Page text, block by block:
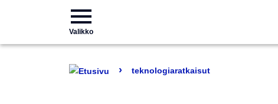
Valikko
› teknologiaratkaisut